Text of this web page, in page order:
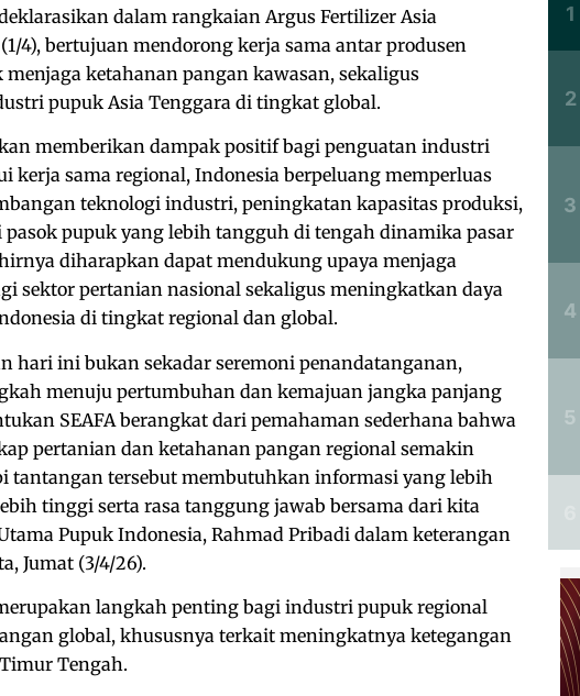
dalam rangkaian Argus Fertilizer Asia
4), bertujuan mendorong kerja sama antar produsen
menjaga ketahanan pangan kawasan, sekaligus
pupuk Asia Tenggara di tingkat global.
memberikan dampak positif bagi penguatan industri
kerja sama regional, Indonesia berpeluang memperluas
teknologi industri, peningkatan kapasitas produksi,
pasok pupuk yang lebih tangguh di tengah dinamika pasar
diharapkan dapat mendukung upaya menjaga
sektor pertanian nasional sekaligus meningkatkan daya
di tingkat regional dan global.
hari ini bukan sekadar seremoni penandatanganan,
menuju pertumbuhan dan kemajuan jangka panjang
SEAFA berangkat dari pemahaman sederhana bahwa
pertanian dan ketahanan pangan regional semakin
tantangan tersebut membutuhkan informasi yang lebih
tinggi serta rasa tanggung jawab bersama dari kita
Pupuk Indonesia, Rahmad Pribadi dalam keterangan
Jumat (3/4/26).
langkah penting bagi industri pupuk regional
global, khususnya terkait meningkatnya ketegangan
Tengah.